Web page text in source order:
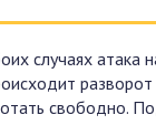
случаях атака
свободно.